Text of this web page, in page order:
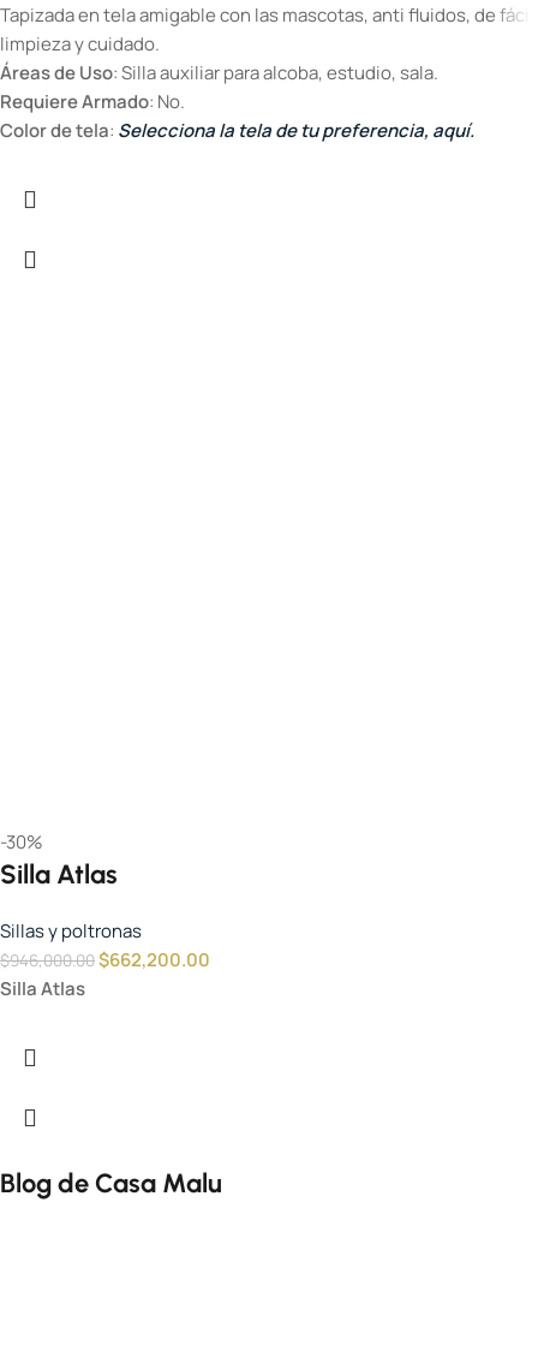
Tapizada en tela amigable con las mascotas, anti fluidos, de fácil
limpieza y cuidado.
Áreas de Uso: Silla auxiliar para alcoba, estudio, sala.
Requiere Armado: No.
Color de tela: Selecciona la tela de tu preferencia, aquí.
-30%
Silla Atlas
Sillas y poltronas
$946,000.00$662,200.00
Silla Atlas
Blog de Casa Malu